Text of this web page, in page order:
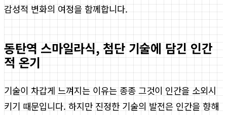
감성적 변화의 여정을 함께합니다.
동탄역 스마일라식, 첨단 기술에 담긴 인간
적 온기
기술이 차갑게 느껴지는 이유는 종종 그것이 인간을 소외시
키기 때문입니다. 하지만 진정한 기술의 발전은 인간을 향해